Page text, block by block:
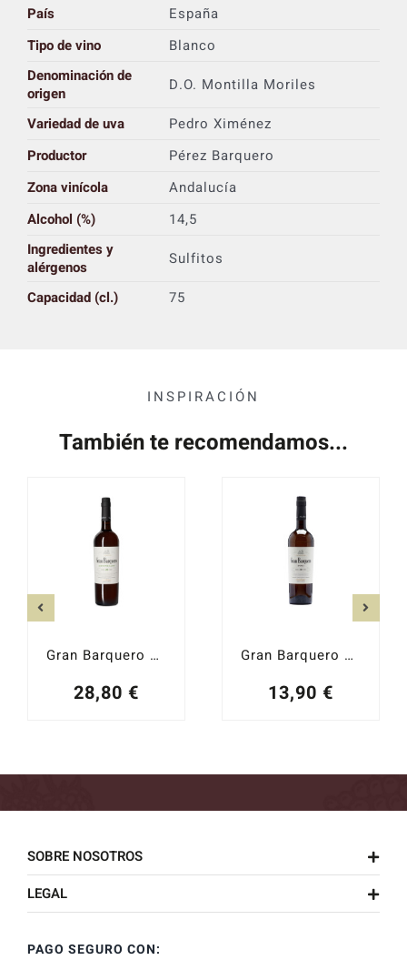
País
España
Tipo de vino
Blanco
Denominación de
origen
D.O. Montilla Moriles
Variedad de uva
Pedro Ximénez
Productor
Pérez Barquero
Zona vinícola
Andalucía
Alcohol (%)
14,5
Ingredientes y
alérgenos
Sulfitos
Capacidad (cl.)
75
INSPIRACIÓN
También te recomendamos...
Gran Barquero Amontillado Solera 25 años
28,80 €
Gran Barquero Fino Solera 10 años
13,90 €
SOBRE NOSOTROS
LEGAL
PAGO SEGURO CON: